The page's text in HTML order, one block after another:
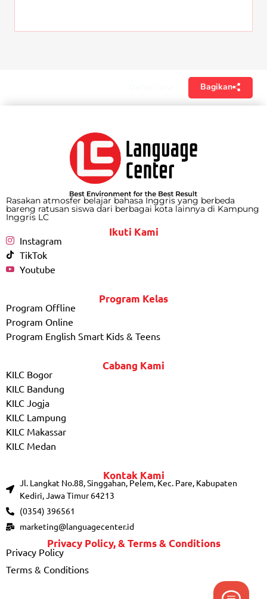
Bagikan
Rasakan atmosfer belajar bahasa Inggris yang berbeda
bareng ratusan siswa dari berbagai kota lainnya di Kampung
Inggris LC
Ikuti Kami
Instagram
TikTok
Youtube
Program Kelas
Program Offline
Program Online
Program English Smart Kids & Teens
Cabang Kami
KILC Bogor
KILC Bandung
KILC Jogja
KILC Lampung
KILC Makassar
KILC Medan
Kontak Kami
Jl. Langkat No.88, Singgahan, Pelem, Kec. Pare, Kabupaten
Kediri, Jawa Timur 64213
(0354) 396561
marketing@languagecenter.id
Privacy Policy, & Terms & Conditions
Privacy Policy
Terms & Conditions